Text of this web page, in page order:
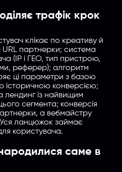
партнерки,
и т.п.
трафік крок
клікає по креативу й
партнерки; система
(IP і ГЕО, тип пристрою,
реферер); алгоритм
ці параметри з базою
історичною конверсією;
лендинг із найвищим
сегмента; конверсія
а вебмайстру
ланцюжок займає
користувача.
саме в